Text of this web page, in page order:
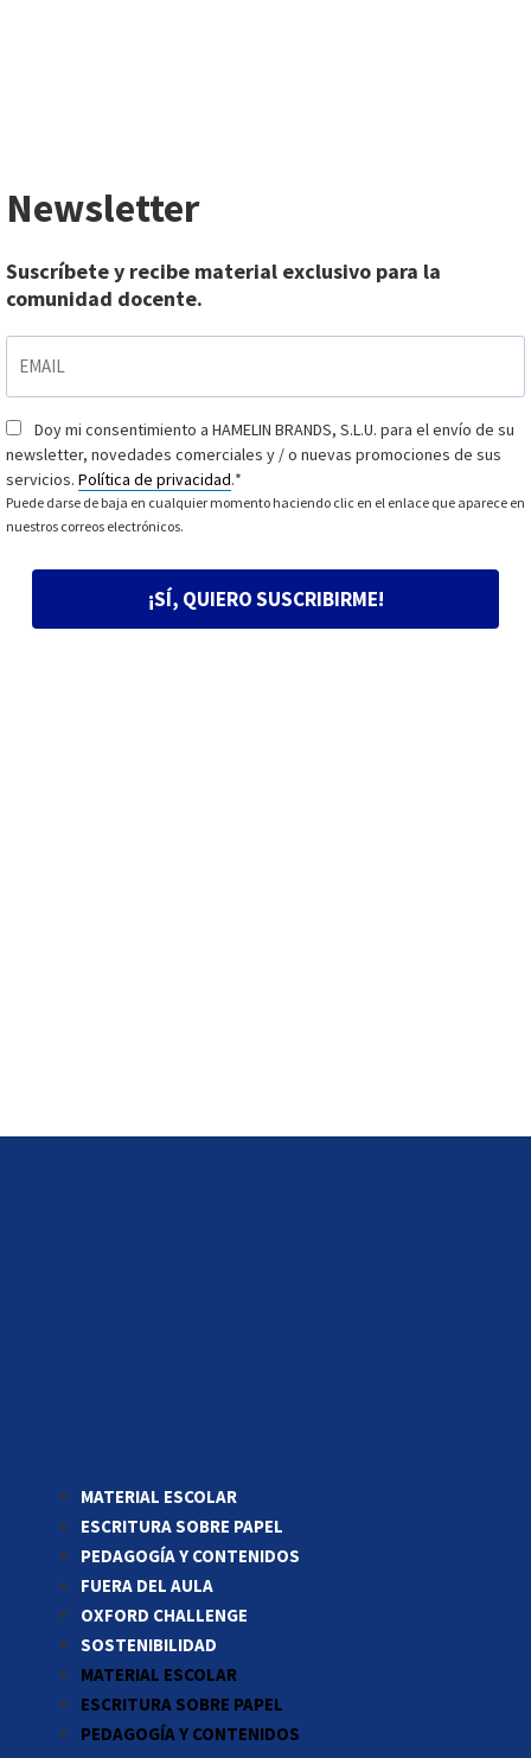
Newsletter
Suscríbete y recibe material exclusivo para la
comunidad docente.
Consentimiento*
Doy mi consentimiento a HAMELIN BRANDS, S.L.U. para el envío de su
newsletter, novedades comerciales y / o nuevas promociones de sus
servicios. Política de privacidad.*
Puede darse de baja en cualquier momento haciendo clic en el enlace que aparece en
nuestros correos electrónicos.
MATERIAL ESCOLAR
ESCRITURA SOBRE PAPEL
PEDAGOGÍA Y CONTENIDOS
FUERA DEL AULA
OXFORD CHALLENGE
SOSTENIBILIDAD
MATERIAL ESCOLAR
ESCRITURA SOBRE PAPEL
PEDAGOGÍA Y CONTENIDOS